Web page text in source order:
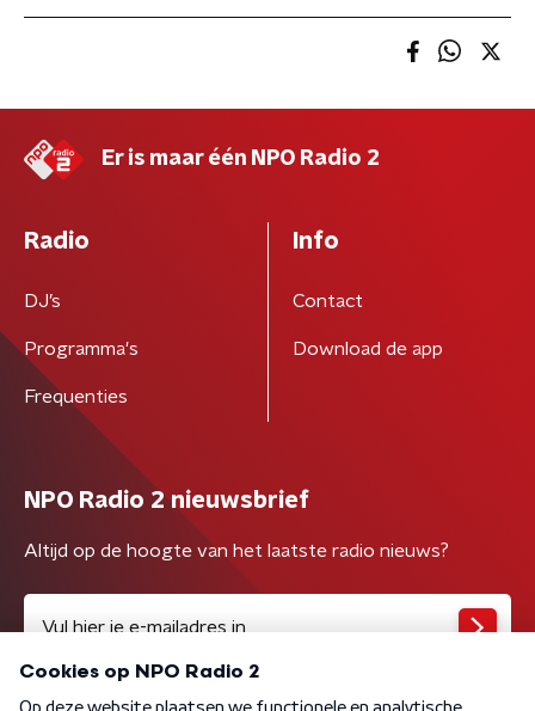
Er is maar één NPO Radio 2
Radio
DJ’s
Programma's
Frequenties
Info
Contact
Download de app
NPO Radio 2 nieuwsbrief
Altijd op de hoogte van het laatste radio nieuws?